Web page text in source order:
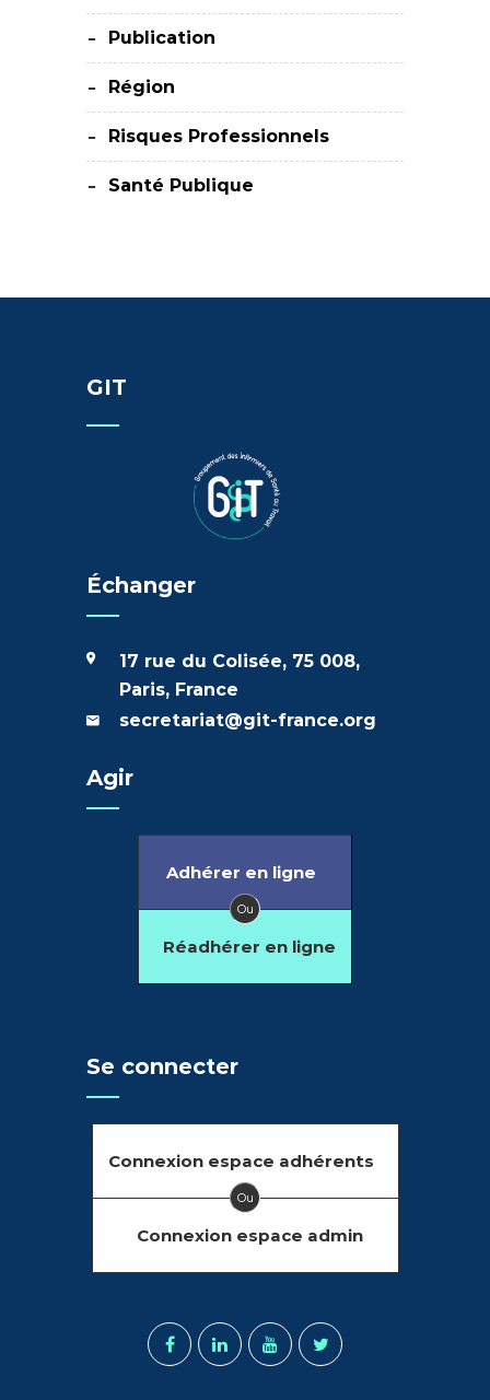
Publication
Région
Risques Professionnels
Santé Publique
GIT
Échanger
17 rue du Colisée, 75 008,
Paris, France
secretariat@git-france.org
Agir
Adhérer en ligne
Ou
Réadhérer en ligne
Se connecter
Connexion espace adhérents
Ou
Connexion espace admin